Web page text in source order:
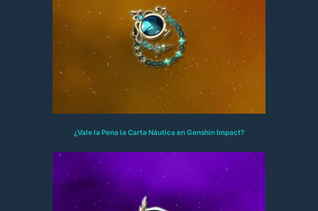
¿Vale la Pena la Carta Náutica en Genshin Impact?